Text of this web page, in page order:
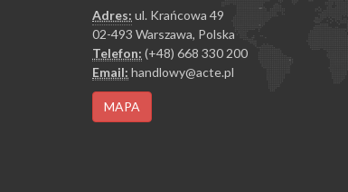
Adres: ul. Krańcowa 49
02-493 Warszawa, Polska
Telefon: (+48) 668 330 200
Email: handlowy@acte.pl
MAPA